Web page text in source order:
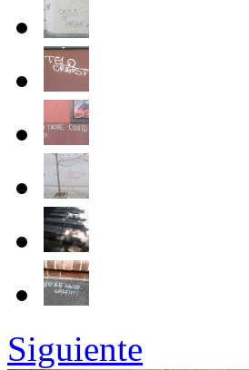
Siguiente